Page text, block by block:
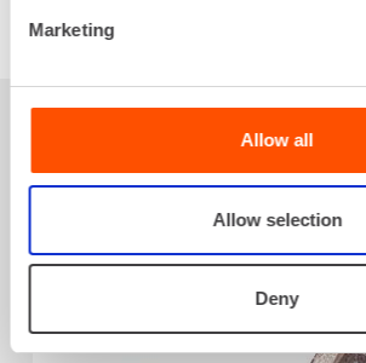
Marketing
Allow all
Allow selection
Deny
Sinua saattaisi
kiinnostaa myös